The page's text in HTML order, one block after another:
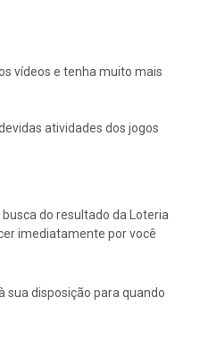
vídeos e tenha muito mais
atividades dos jogos
do resultado da Loteria
imediatamente por você
sua disposição para quando